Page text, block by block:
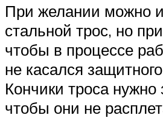
При желании можно
стальной трос, но
чтобы в процессе
не касался
Кончики троса нужно
чтобы они не